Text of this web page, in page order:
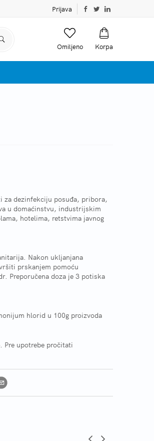
Prijava
Omiljeno Korpa
za dezinfekciju posuđa, pribora,
u domaćinstvu, industrijskim
hotelima, retstvima javnog
Nakon ukljanjana
prskanjem pomoću
Preporučena doza je 3 potiska
hlorid u 100g proizvoda
Pre upotrebe pročitati